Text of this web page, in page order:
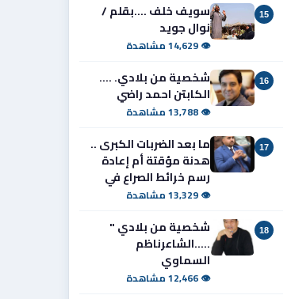
15
سويف خلف ....بقلم /
نوال جويد
👁 14,629 مشاهدة
16
شخصية من بلادي. ....
الكابتن احمد راضي
👁 13,788 مشاهدة
17
ما بعد الضربات الكبرى ..
هدنة مؤقتة أم إعادة
رسم خرائط الصراع في
👁 13,329 مشاهدة
18
شخصية من بلادي "
.....الشاعرناظم
السماوي
👁 12,466 مشاهدة